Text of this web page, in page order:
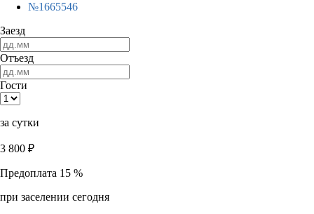
№1665546
Заезд
Отъезд
Гости
за сутки
3 800 ₽
Предоплата 15 %
при заселении сегодня